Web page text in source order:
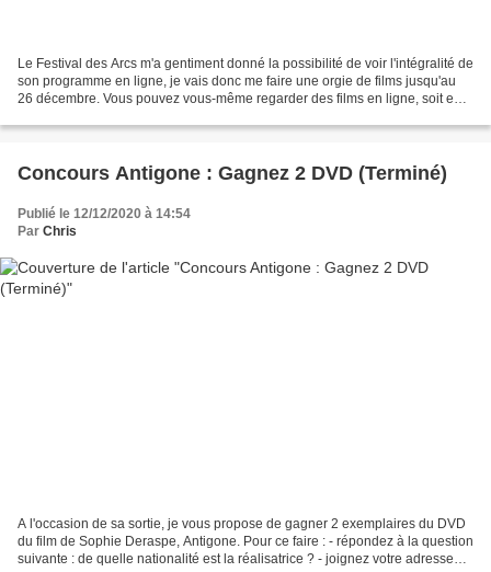
Le Festival des Arcs m'a gentiment donné la possibilité de voir l'intégralité de
son programme en ligne, je vais donc me faire une orgie de films jusqu'au
26 décembre. Vous pouvez vous-même regarder des films en ligne, soit en
Concours Antigone : Gagnez 2 DVD (Terminé)
Publié le 12/12/2020 à 14:54
Par Chris
A l'occasion de sa sortie, je vous propose de gagner 2 exemplaires du DVD
du film de Sophie Deraspe, Antigone. Pour ce faire : - répondez à la question
suivante : de quelle nationalité est la réalisatrice ? - joignez votre adresse